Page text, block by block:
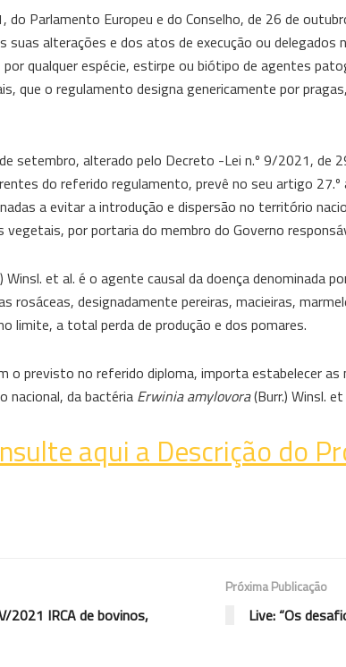
do Parlamento Europeu e do Conselho, de 26 de
suas alterações e dos atos de execução ou
qualquer espécie, estirpe ou biótipo de agentes
que o regulamento designa genericamente por
setembro, alterado pelo Decreto -Lei n.º 9/2021, de
do referido regulamento, prevê no seu artigo
a evitar a introdução e dispersão no território
por portaria do membro do Governo
Winsl. et al. é o agente causal da doença denominada
rosáceas, designadamente pereiras, macieiras,
limite, a total perda de produção e dos pomares.
o previsto no referido diploma, importa estabelecer
nacional, da bactéria Erwinia amylovora(Burr.) Winsl.
aqui a Descrição do
2021 IRCA de bovinos,
Próxima Publicação
Live: “Os